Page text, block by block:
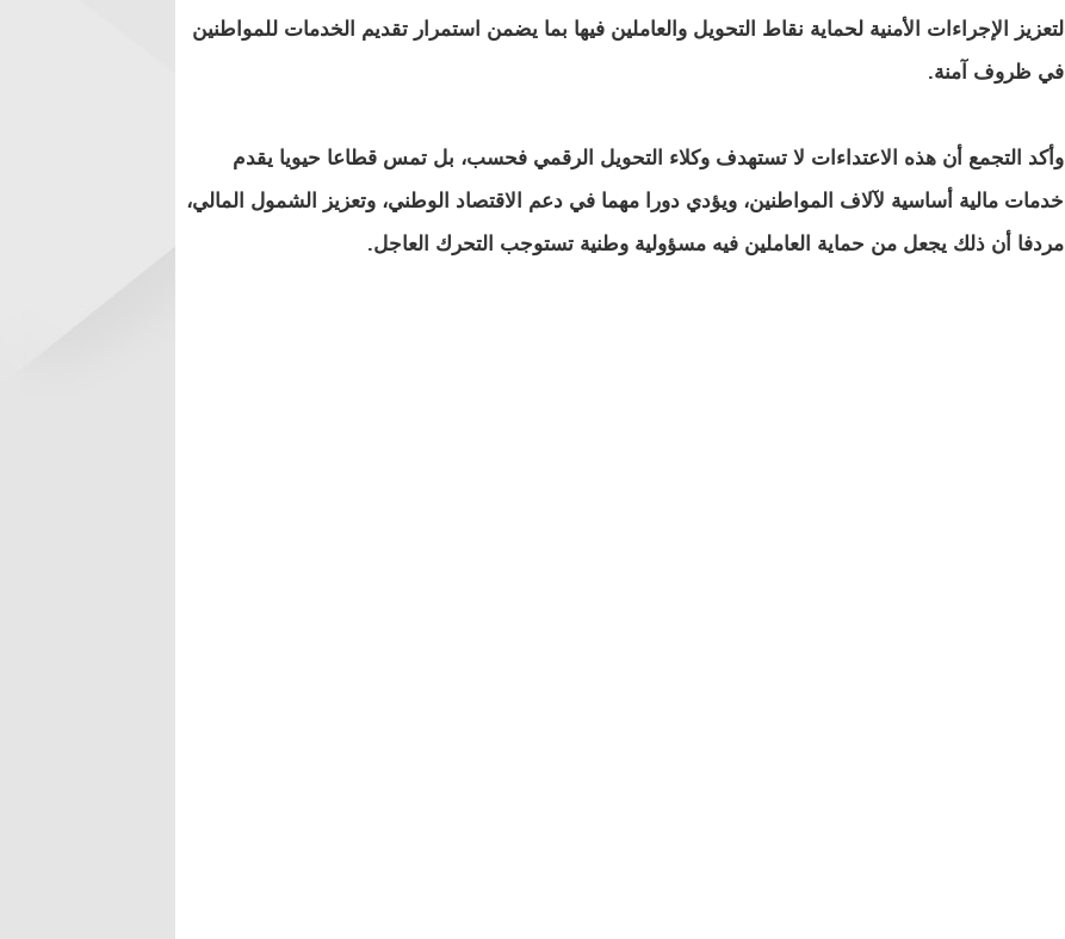
لتعزيز الإجراءات الأمنية لحماية نقاط التحويل والعاملين فيها بما يضمن استمرار تقديم الخدمات للمواطنين
في ظروف آمنة.
وأكد التجمع أن هذه الاعتداءات لا تستهدف وكلاء التحويل الرقمي فحسب، بل تمس قطاعا حيويا يقدم
خدمات مالية أساسية لآلاف المواطنين، ويؤدي دورا مهما في دعم الاقتصاد الوطني، وتعزيز الشمول المالي،
مردفا أن ذلك يجعل من حماية العاملين فيه مسؤولية وطنية تستوجب التحرك العاجل.